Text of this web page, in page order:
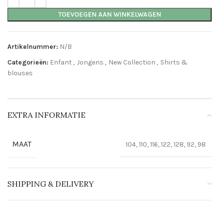
TOEVOEGEN AAN WINKELWAGEN
Artikelnummer: N/B
Categorieën: Enfant , Jongens , New Collection , Shirts &
blouses
EXTRA INFORMATIE
MAAT 104, 110, 116, 122, 128, 92, 98
SHIPPING & DELIVERY